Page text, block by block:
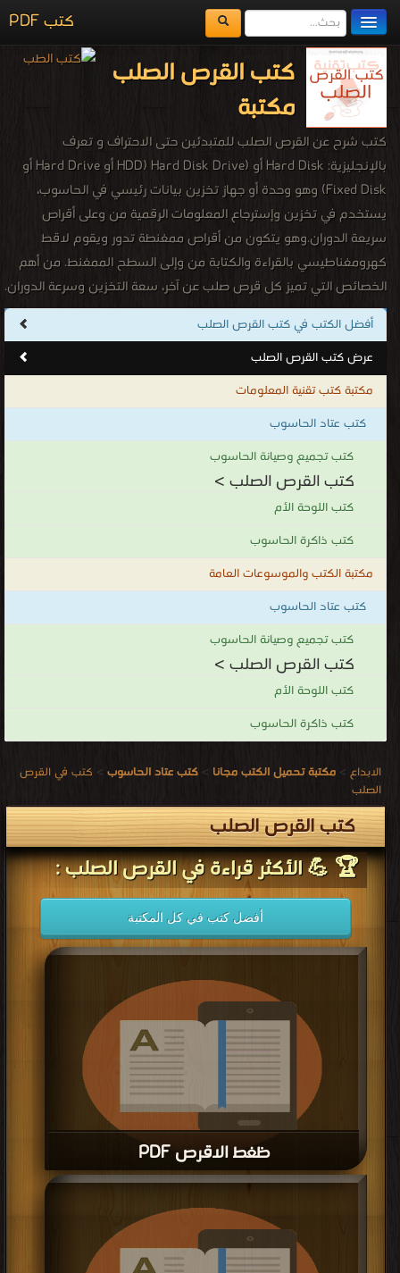
كتب PDF
مكتبة الكتب
المكتبات
يُقرأ حالياً
الفهرس
اضف كتاب
كتب القرص الصلب
مكتبة
كتب شرح عن القرص الصلب للمتبدئين حتى الاحتراف و تعرف
بالإنجليزية: Hard Disk أو (Hard Disk Drive (HDD أو Hard Drive أو
Fixed Disk) وهو وحدة أو جهاز تخزين بيانات رئيسي في الحاسوب،
يستخدم في تخزين وإسترجاع المعلومات الرقمية من وعلى أقراص
سريعة الدوران.وهو يتكون من أقراص ممغنطة تدور ويقوم لاقط
كهرومغناطيسي بالقراءة والكتابة من وإلى السطح الممغنط. من أهم
الخصائص التي تميز كل قرص صلب عن آخر، سعة التخزين وسرعة الدوران.
كتب القرص الصلب
. أفضل الكتب في كتب القرص الصلب
عرض كتب القرص الصلب
مكتبة كتب تقنية المعلومات
كتب عتاد الحاسوب
كتب تجميع وصيانة الحاسوب
كتب القرص الصلب >
كتب اللوحة الأم
كتب ذاكرة الحاسوب
مكتبة الكتب والموسوعات العامة
كتب عتاد الحاسوب
كتب تجميع وصيانة الحاسوب
كتب القرص الصلب >
كتب اللوحة الأم
كتب ذاكرة الحاسوب
الابداع > مكتبة تحميل الكتب مجانا > كتب عتاد الحاسوب > كتب في القرص
الصلب
كتب القرص الصلب
🏆 💪 الأكثر قراءة في القرص الصلب :
أفضل كتب في كل المكتبة
ظغط الاقرص PDF
قراءة و تحميل كتاب ظغط الاقرص PDF مجانا